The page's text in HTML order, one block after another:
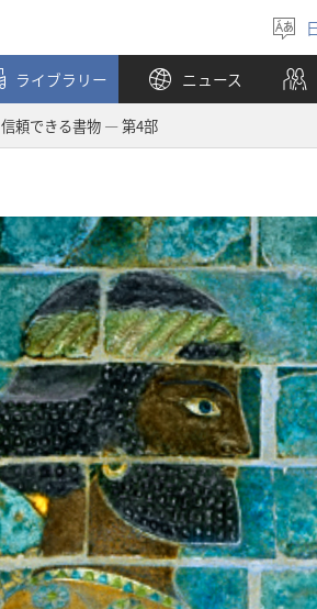
ライブラリー ニュース
信頼できる書物 ― 第4部